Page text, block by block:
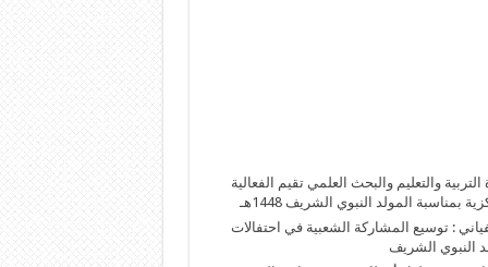
التربية والتعليم والبحث العلمي تقيم الفعالية
بمناسبة المولد النبوي الشريف 1448هـ
: توسيع المشاركة الشعبية في احتفالات
النبوي الشريف